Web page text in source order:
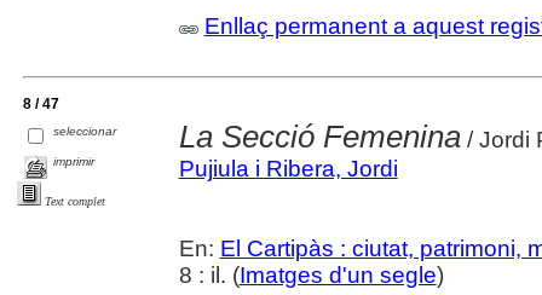
Enllaç permanent a aquest
8 / 47
seleccionar
imprimir
Text complet
La Secció Femenina/ Jordi
Pujiula i Ribera, Jordi
En: El Cartipàs : ciutat, patrimoni,
8 : il. (Imatges d'un segle)